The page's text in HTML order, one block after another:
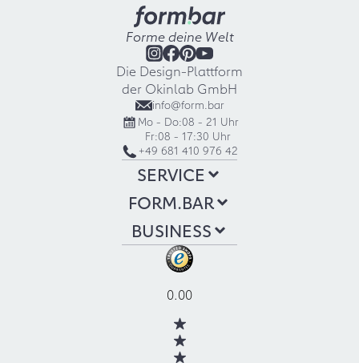
Forme deine Welt
Die Design-Plattform
der Okinlab GmbH
info@form.bar
Mo - Do:08 - 21 Uhr
Fr:08 - 17:30 Uhr
+49 681 410 976 42
SERVICE
FORM.BAR
BUSINESS
0.00